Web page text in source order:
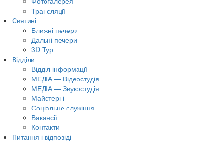
Трансляцiї
Святині
Ближні печери
Дальні печери
3D Тур
Відділи
Відділ інформації
МЕДІА — Відеостудія
МЕДІА — Звукостудія
Майстерні
Соціальне служіння
Вакансії
Контакти
Питання і відповіді